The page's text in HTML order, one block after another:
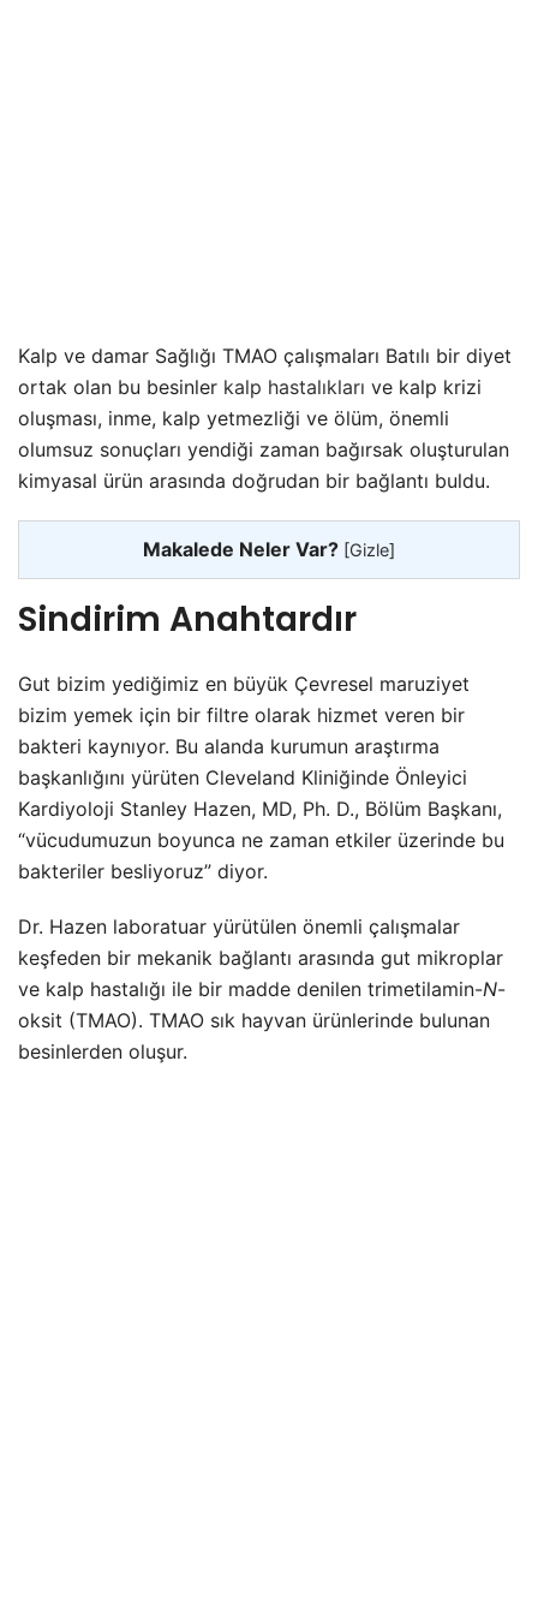
Kalp ve damar Sağlığı TMAO çalışmaları Batılı bir diyet
ortak olan bu besinler kalp hastalıkları ve kalp krizi
oluşması, inme, kalp yetmezliği ve ölüm, önemli
olumsuz sonuçları yendiği zaman bağırsak oluşturulan
kimyasal ürün arasında doğrudan bir bağlantı buldu.
Makalede Neler Var? [Gizle]
Sindirim Anahtardır
Gut bizim yediğimiz en büyük Çevresel maruziyet
bizim yemek için bir filtre olarak hizmet veren bir
bakteri kaynıyor. Bu alanda kurumun araştırma
başkanlığını yürüten Cleveland Kliniğinde Önleyici
Kardiyoloji Stanley Hazen, MD, Ph. D., Bölüm Başkanı,
“vücudumuzun boyunca ne zaman etkiler üzerinde bu
bakteriler besliyoruz” diyor.
Dr. Hazen laboratuar yürütülen önemli çalışmalar
keşfeden bir mekanik bağlantı arasında gut mikroplar
ve kalp hastalığı ile bir madde denilen trimetilamin-N-
oksit (TMAO). TMAO sık hayvan ürünlerinde bulunan
besinlerden oluşur.